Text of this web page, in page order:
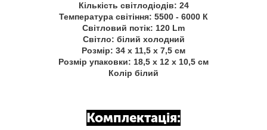
Кількість світлодіодів: 24
Температура світіння: 5500 - 6000 К
Світловий потік: 120 Lm
Світло: білий холодний
Розмір: 34 х 11,5 х 7,5 см
Розмір упаковки: 18,5 х 12 х 10,5 см
Колір білий
Комплектація: